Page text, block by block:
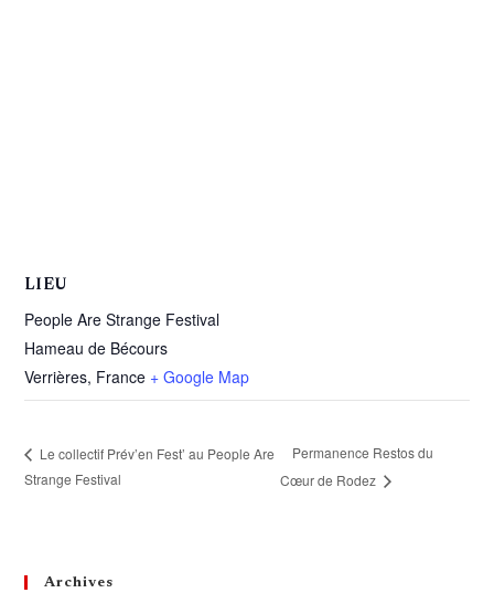
LIEU
People Are Strange Festival
Hameau de Bécours
Verrières, France + Google Map
Le collectif Prév’en Fest’ au People Are
Strange Festival
Permanence Restos du
Cœur de Rodez
Archives